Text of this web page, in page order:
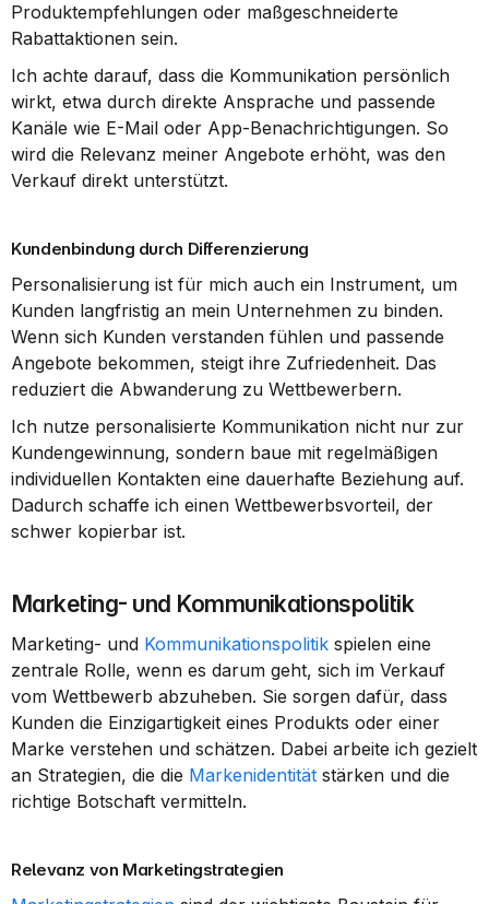
Produktempfehlungen oder maßgeschneiderte
Rabattaktionen sein.
Ich achte darauf, dass die Kommunikation persönlich
wirkt, etwa durch direkte Ansprache und passende
Kanäle wie E-Mail oder App-Benachrichtigungen. So
wird die Relevanz meiner Angebote erhöht, was den
Verkauf direkt unterstützt.
Kundenbindung durch Differenzierung
Personalisierung ist für mich auch ein Instrument, um
Kunden langfristig an mein Unternehmen zu binden.
Wenn sich Kunden verstanden fühlen und passende
Angebote bekommen, steigt ihre Zufriedenheit. Das
reduziert die Abwanderung zu Wettbewerbern.
Ich nutze personalisierte Kommunikation nicht nur zur
Kundengewinnung, sondern baue mit regelmäßigen
individuellen Kontakten eine dauerhafte Beziehung auf.
Dadurch schaffe ich einen Wettbewerbsvorteil, der
schwer kopierbar ist.
Marketing- und Kommunikationspolitik
Marketing- und Kommunikationspolitik spielen eine
zentrale Rolle, wenn es darum geht, sich im Verkauf
vom Wettbewerb abzuheben. Sie sorgen dafür, dass
Kunden die Einzigartigkeit eines Produkts oder einer
Marke verstehen und schätzen. Dabei arbeite ich gezielt
an Strategien, die die Markenidentität stärken und die
richtige Botschaft vermitteln.
Relevanz von Marketingstrategien